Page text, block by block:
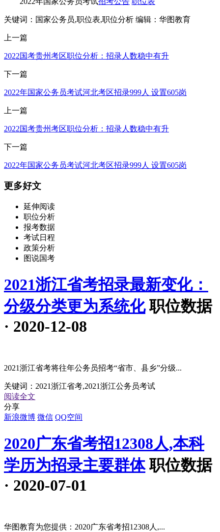
关键词：国家公务员,职位表,职位分析 编辑：华图教育
上一篇
2022国考贵州考区职位分析：招录人数稳中有升
下一篇
2022年国家公务员考试河北考区招录999人 设置605岗
上一篇
2022国考贵州考区职位分析：招录人数稳中有升
下一篇
2022年国家公务员考试河北考区招录999人 设置605岗
更多好文
延伸阅读
职位分析
报考数据
考试日程
政策分析
图说国考
2021浙江省考招录最新变化：
分级分类更为系统化 职位数据
· 2020-12-08
2021浙江省考将往年公务员招考“省市、县乡”分级...
关键词： 2021浙江省考,2021浙江公务员考试
阅读全文
分享
新浪微博 微信 QQ空间
2020广东省考招12308人,本科
学历为招录主要群体 职位数据
· 2020-07-01
华图教育为您提供：2020广东省考招12308人,...